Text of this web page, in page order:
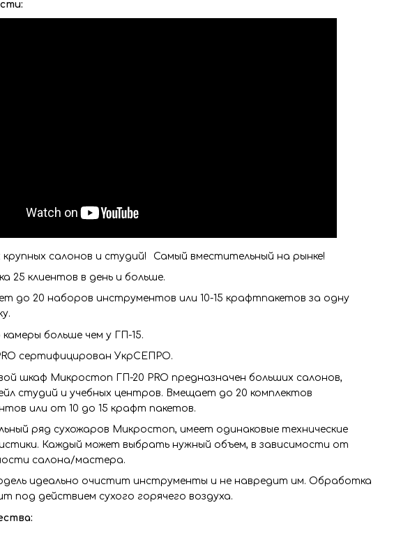
крупных салонов и студий!⠀Самый вместительный на рынке!
25 клиентов в день и больше.⠀
до 20 наборов инструментов или 10-15 крафтпакетов за одну
камеры больше чем у ГП-15.⠀⠀
сертифицирован УкрСЕПРО.
шкаф Микростоп ГП-20 PRO предназначен больших салонов,
студий и учебных центров. Вмещает до 20 комплектов
или от 10 до 15 крафт пакетов.
ряд сухожаров Микростоп, имеет одинаковые технические
Каждый может выбрать нужный объем, в зависимости от
салона/мастера.
идеально очистит инструменты и не навредит им. Обработка
под действием сухого горячего воздуха.